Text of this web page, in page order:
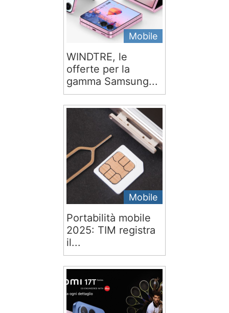
Mobile
WINDTRE, le
offerte per la
gamma Samsung...
Mobile
Portabilità mobile
2025: TIM registra
il...